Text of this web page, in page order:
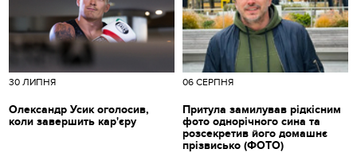
30 ЛИПНЯ
Олександр Усик оголосив,
коли завершить кар'єру
06 СЕРПНЯ
Притула замилував рідкісним
фото однорічного сина та
розсекретив його домашнє
прізвисько (ФОТО)